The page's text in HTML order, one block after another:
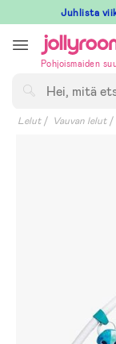
till
innehållet
Juhlista
Pohjoismaiden
Lelut Vauvan lelut